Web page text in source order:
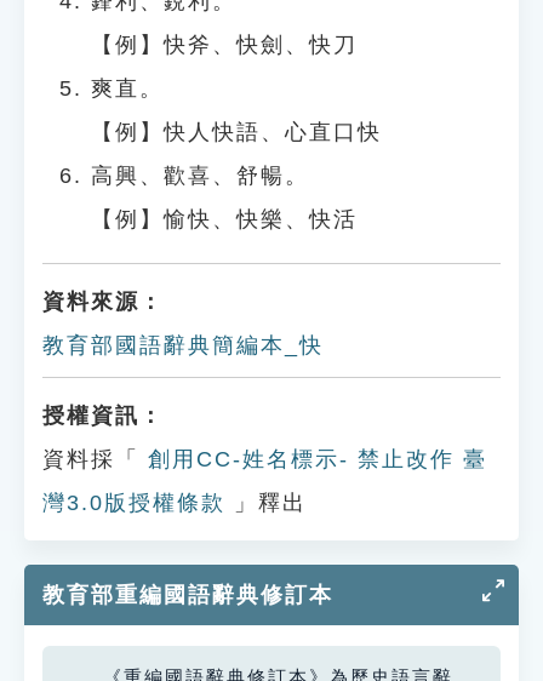
【例】快斧、快劍、快刀
爽直。
【例】快人快語、心直口快
高興、歡喜、舒暢。
【例】愉快、快樂、快活
資料來源：
教育部國語辭典簡編本_快
授權資訊：
資料採「
創用CC-姓名標示- 禁止改作 臺
灣3.0版授權條款
」釋出
教育部重編國語辭典修訂本